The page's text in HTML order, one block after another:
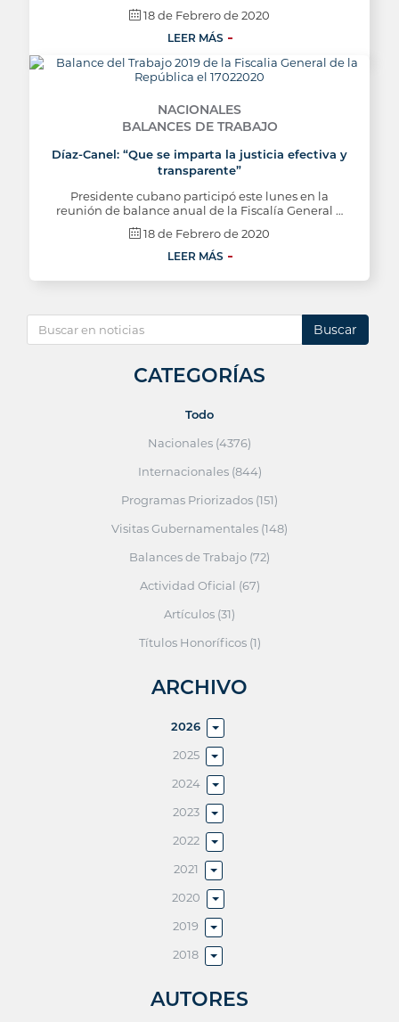
18 de Febrero de 2020
LEER MÁS
NACIONALES
BALANCES DE TRABAJO
Díaz-Canel: “Que se imparta la justicia efectiva y
transparente”
Presidente cubano participó este lunes en la
reunión de balance anual de la Fiscalía General …
18 de Febrero de 2020
LEER MÁS
Buscar
CATEGORÍAS
Todo
Nacionales (4376)
Internacionales (844)
Programas Priorizados (151)
Visitas Gubernamentales (148)
Balances de Trabajo (72)
Actividad Oficial (67)
Artículos (31)
Títulos Honoríficos (1)
ARCHIVO
2026
2025
2024
2023
2022
2021
2020
2019
2018
AUTORES